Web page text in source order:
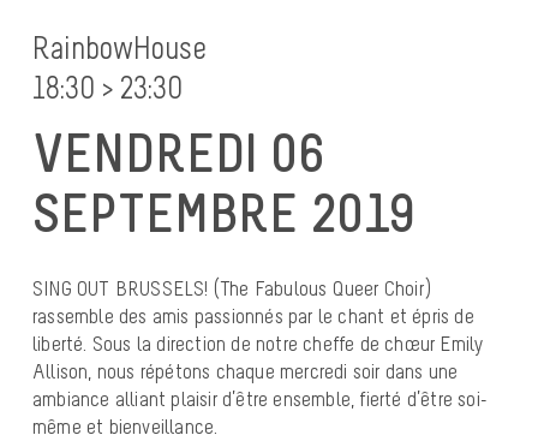
RainbowHouse
18:30 > 23:30
VENDREDI 06
SEPTEMBRE 2019
SING OUT BRUSSELS! (The Fabulous Queer Choir)
rassemble des amis passionnés par le chant et épris de
liberté. Sous la direction de notre cheffe de chœur Emily
Allison, nous répétons chaque mercredi soir dans une
ambiance alliant plaisir d’être ensemble, fierté d’être soi-
même et bienveillance.